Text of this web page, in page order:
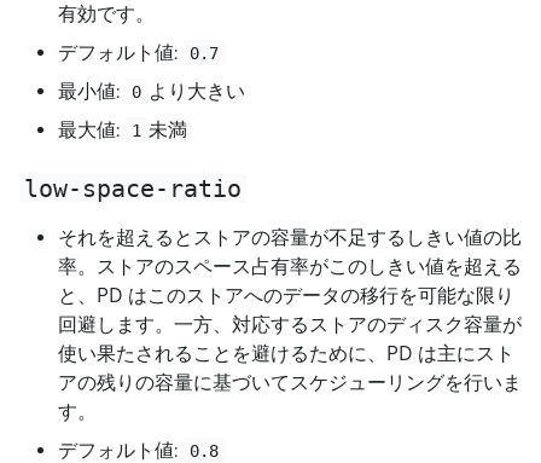
有効です。
デフォルト値:
0.7
最小値: 0 より大きい
最大値:
1 未満
low-space-ratio
それを超えるとストアの容量が不足するしきい値の比
率。ストアのスペース占有率がこのしきい値を超える
と、PD はこのストアへのデータの移行を可能な限り
回避します。一方、対応するストアのディスク容量が
使い果たされることを避けるために、PD は主にスト
アの残りの容量に基づいてスケジューリングを行いま
す。
デフォルト値:
0.8